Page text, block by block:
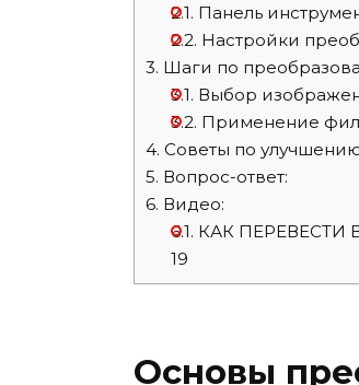
2.1. Панель
2.2. Настройки
3. Шаги по
3.1. Выбор
3.2. Применение
4. Советы по
5. Вопрос-ответ:
6. Видео:
6.1. КАК ПЕРЕВЕСТИ
19
Основы